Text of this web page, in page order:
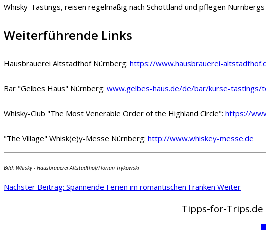
Whisky-Tastings, reisen regelmäßig nach Schottland und pflegen
Weiterführende Links
Hausbrauerei Altstadthof Nürnberg: https://www.hausbrauerei-
Bar "Gelbes Haus" Nürnberg: www.gelbes-haus.de/de/bar/kurse-tastings/
Whisky-Club "The Most Venerable Order of the Highland Circle": https://
"The Village" Whisk(e)y-Messe Nürnberg: http://www.whiskey-messe.de
Bild: Whisky - Hausbrauerei Altstadthof/Florian Trykowski
Nächster Beitrag: Spannende Ferien im romantischen Franken Weiter
Tipps-for-Trips.de